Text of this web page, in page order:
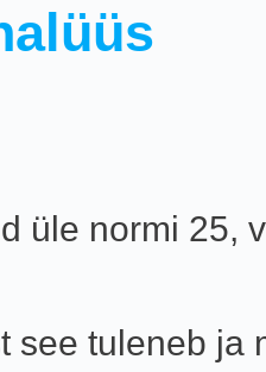
üle normi 25,
see tuleneb ja